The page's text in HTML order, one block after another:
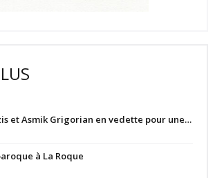
et Asmik Grigorian en vedette pour une…
à La Roque